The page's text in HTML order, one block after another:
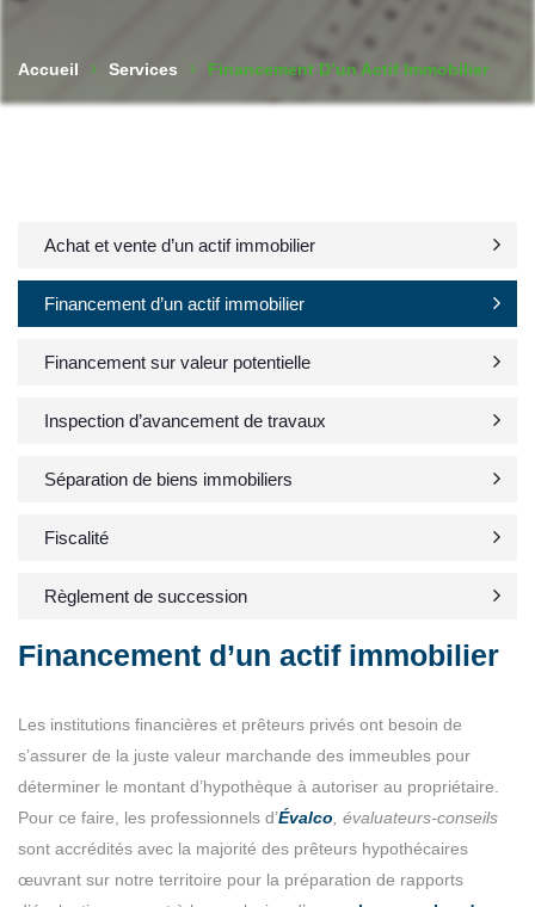
Accueil Services Financement D’un Actif Immobilier
Achat et vente d’un actif immobilier
Financement d’un actif immobilier
Financement sur valeur potentielle
Inspection d’avancement de travaux
Séparation de biens immobiliers
Fiscalité
Règlement de succession
Financement d’un actif immobilier
Les institutions financières et prêteurs privés ont besoin de
s’assurer de la juste valeur marchande des immeubles pour
déterminer le montant d’hypothèque à autoriser au propriétaire.
Pour ce faire, les professionnels d’Évalco , évaluateurs-conseils
sont accrédités avec la majorité des prêteurs hypothécaires
œuvrant sur notre territoire pour la préparation de rapports